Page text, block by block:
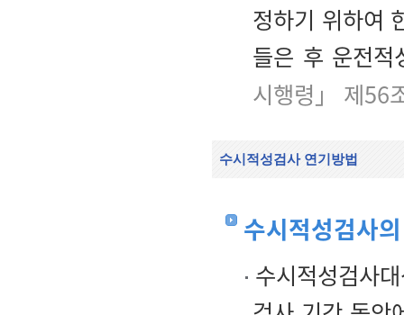
정하기 위하여
들은 후 운전적
시행령」 제56
수시적성검사 연기방법
수시적성검사
수시적성검사